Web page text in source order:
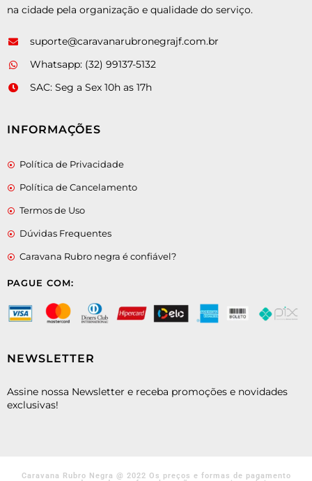
na cidade pela organização e qualidade do serviço.
suporte@caravanarubronegrajf.com.br
Whatsapp: (32) 99137-5132
SAC: Seg a Sex 10h as 17h
INFORMAÇÕES
Política de Privacidade
Política de Cancelamento
Termos de Uso
Dúvidas Frequentes
Caravana Rubro negra é confiável?
PAGUE COM:
NEWSLETTER
Assine nossa Newsletter e receba promoções e novidades
exclusivas!
Caravana Rubro Negra @ 2022 Os preços e formas de pagamento